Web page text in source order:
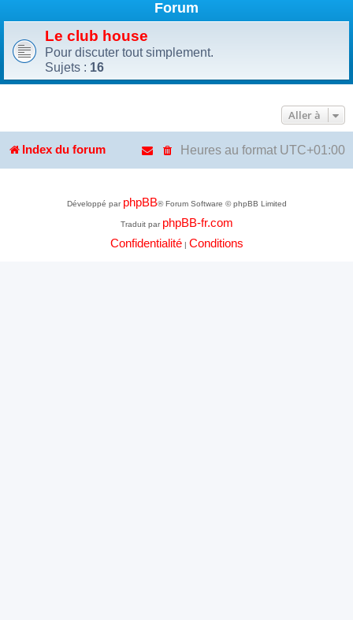
Forum
Le club house
Pour discuter tout simplement.
Sujets : 16
Aller à
Index du forum Heures au format UTC+01:00
Développé par phpBB® Forum Software © phpBB Limited
Traduit par phpBB-fr.com
Confidentialité| Conditions